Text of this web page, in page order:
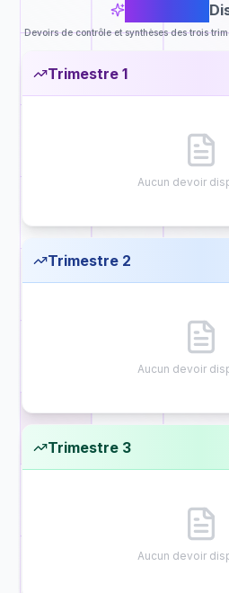
Devoirs de contrôle et synthèses des trois
Trimestre 1
Aucun devoir
Trimestre 2
Aucun devoir
Trimestre 3
Aucun devoir